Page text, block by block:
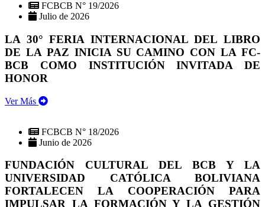
FCBCB N° 19/2026
Julio de 2026
LA 30° FERIA INTERNACIONAL DEL LIBRO
DE LA PAZ INICIA SU CAMINO CON LA FC-
BCB COMO INSTITUCIÓN INVITADA DE
HONOR
Ver Más
FCBCB N° 18/2026
Junio de 2026
FUNDACIÓN CULTURAL DEL BCB Y LA
UNIVERSIDAD CATÓLICA BOLIVIANA
FORTALECEN LA COOPERACIÓN PARA
IMPULSAR LA FORMACIÓN Y LA GESTIÓN